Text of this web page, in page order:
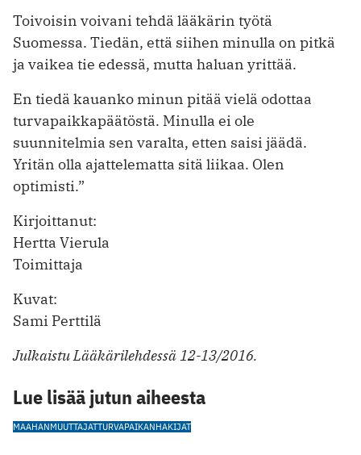
Toivoisin voivani tehdä lääkärin työtä
Suomessa. Tiedän, että siihen minulla on pitkä
ja vaikea tie edessä, mutta haluan yrittää.
En tiedä kauanko minun pitää vielä odottaa
turvapaikkapäätöstä. Minulla ei ole
suunnitelmia sen varalta, etten saisi jäädä.
Yritän olla ajattelematta sitä liikaa. Olen
optimisti.”
Kirjoittanut:
Hertta Vierula
Toimittaja
Kuvat:
Sami Perttilä
Julkaistu Lääkärilehdessä 12-13/2016.
Lue lisää jutun aiheesta
MAAHANMUUTTAJATTURVAPAIKANHAKIJAT